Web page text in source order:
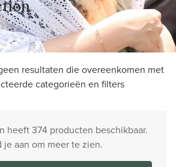
resultaten die overeenkomen met
categorieën en filters
heeft 374 producten beschikbaar.
je aan om meer te zien.